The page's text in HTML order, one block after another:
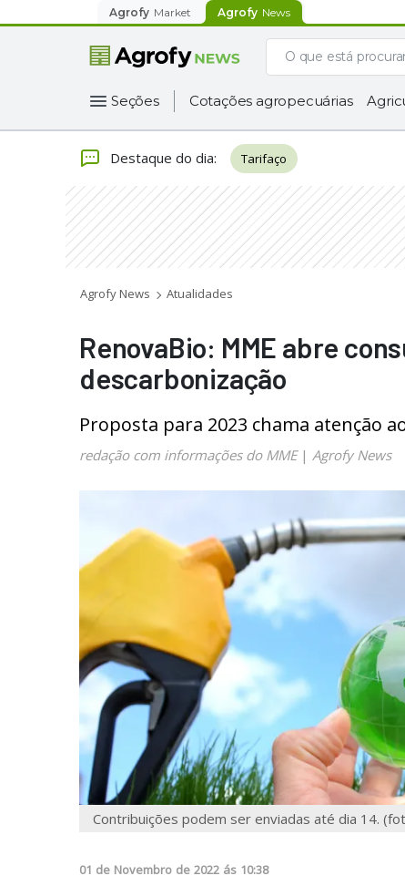
Agrofy Market Agrofy News
Seções Cotações agropecuárias
Destaque do dia: Tarifaço
Agrofy News Atualidades
RenovaBio: MME abre
descarbonização
Proposta para 2023 chama atenção
redação com informações do MME| Agrofy News
Contribuições podem ser enviadas até dia 14.
01 de Novembro de 2022 ás 10:38